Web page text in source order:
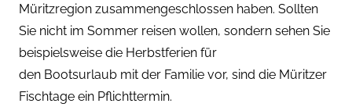
Müritzregion zusammengeschlossen haben. Sollten
Sie nicht im Sommer reisen wollen, sondern sehen Sie
beispielsweise die Herbstferien für
den Bootsurlaub mit der Familie vor, sind die Müritzer
Fischtage ein Pflichttermin.